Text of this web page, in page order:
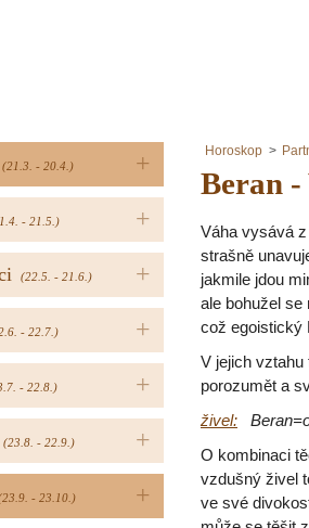
+
(21.3. - 20.4.)
+
- 21.5.)
+
(22.5. - 21.6.)
+
- 22.7.)
+
- 22.8.)
+
(23.8. - 22.9.)
+
- 23.10.)
Horoskop
Beran
Váha vysává
strašně
jakmile jdou
ale bohužel se
což egoistický
V jejich vztahu
porozumět a
živel:
O kombinaci
vzdušný živel
ve své